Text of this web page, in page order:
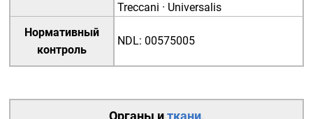
Treccani · Universalis
Нормативный
контроль
NDL: 00575005
Органы иткани,